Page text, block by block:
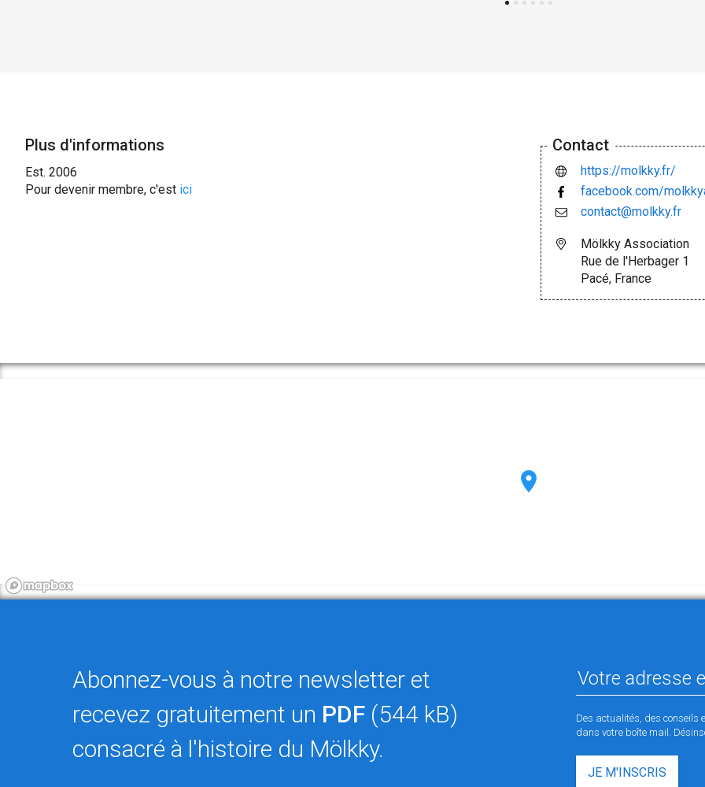
Plus d'informations
Est. 2006
Pour devenir membre, c'est ici
Contact
https://molkky.fr/
facebook.com/
contact@molkky.fr
Mölkky Association
Rue de l'Herbager 1
Pacé, France
Abonnez-vous à notre newsletter et
recevez gratuitement un PDF (544 kB)
consacré à l'histoire du Mölkky.
Des actualités, des conseils
dans votre boîte mail.
JE M'INSCRIS